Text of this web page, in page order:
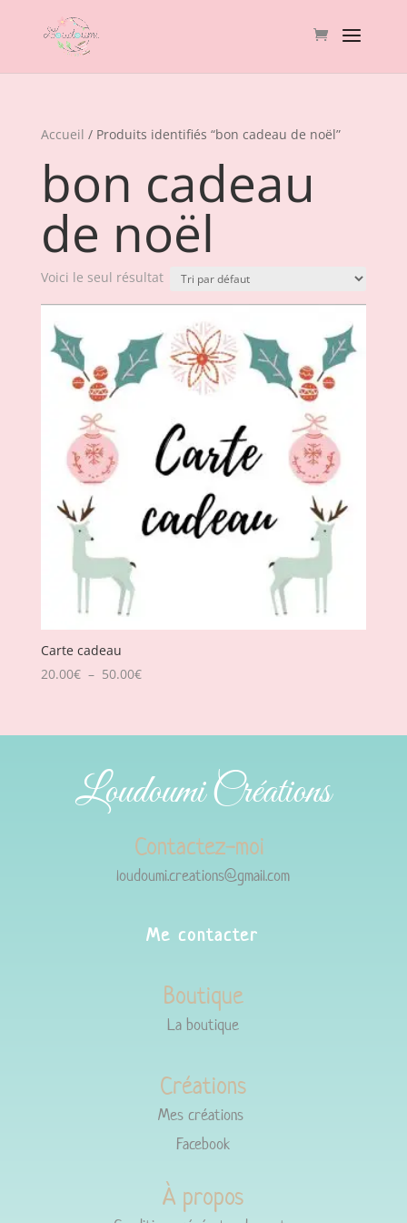
Accueil / Produits identifiés “bon cadeau de noël”
bon cadeau
de noël
Voici le seul résultat
Carte cadeau
20.00€ – 50.00€Plage
20.00€
50.00€
Loudoumi Créations
Contactez-moi
loudoumi.creations@gmail.com
Me contacter
Boutique
La boutique
Créations
Mes créations
Facebook
À propos